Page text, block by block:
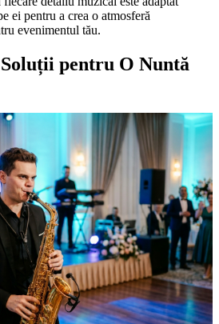
ei pentru a crea o atmosferă
evenimentul tău.
pentru O Nuntă